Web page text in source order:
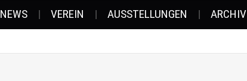
NEWS VEREIN AUSSTELLUNGEN ARCHIV